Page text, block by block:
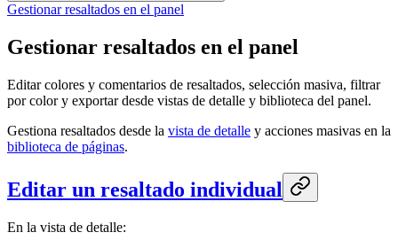
Gestionar resaltados en el panel
Gestionar resaltados en el panel
Editar colores y comentarios de resaltados, selección masiva, filtrar
por color y exportar desde vistas de detalle y biblioteca del panel.
Gestiona resaltados desde la vista de detalle y acciones masivas en la
biblioteca de páginas.
Editar un resaltado individual
En la vista de detalle: